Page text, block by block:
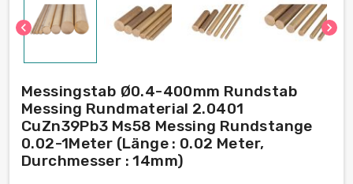
chevron_left chevron_right
Messingstab Ø0.4-400mm Rundstab
Messing Rundmaterial 2.0401
CuZn39Pb3 Ms58 Messing Rundstange
0.02-1Meter (Länge : 0.02 Meter,
Durchmesser : 14mm)